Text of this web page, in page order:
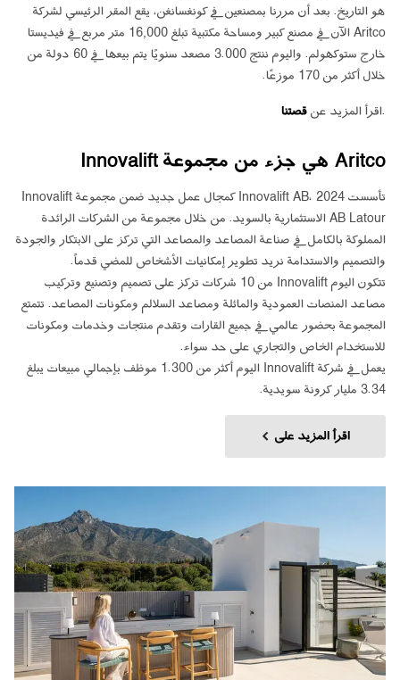
هو التاريخ. بعد أن مررنا بمصنعين في كونغسانغن، يقع المقر الرئيسي لشركة
Aritco الآن في مصنع كبير ومساحة مكتبية تبلغ 16,000 متر مربع في فيديستا
خارج ستوكهولم. واليوم ننتج 3.000 مصعد سنويًا يتم بيعها في 60 دولة من
خلال أكثر من 170 موزعًا.
.اقرأ المزيد عن قصتنا
Aritco هي جزء من مجموعة Innovalift
تأسست Innovalift AB، 2024 كمجال عمل جديد ضمن مجموعة Innovalift
AB Latour الاستثمارية بالسويد. من خلال مجموعة من الشركات الرائدة
المملوكة بالكامل في صناعة المصاعد والمصاعد التي تركز على الابتكار والجودة
والتصميم والاستدامة نريد تطوير إمكانيات الأشخاص للمضي قدماً.
تتكون اليوم Innovalift من 10 شركات تركز على تصميم وتصنيع وتركيب
مصاعد المنصات العمودية والمائلة ومصاعد السلالم ومكونات المصاعد. تتمتع
المجموعة بحضور عالمي في جميع القارات وتقدم منتجات وخدمات ومكونات
للاستخدام الخاص والتجاري على حد سواء.
يعمل في شركة Innovalift اليوم أكثر من 1.300 موظف بإجمالي مبيعات يبلغ
3.34 مليار كرونة سويدية.
اقرأ المزيد على